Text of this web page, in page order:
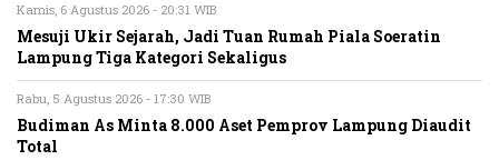
Kamis, 6 Agustus 2026 - 20:31 WIB
Mesuji Ukir Sejarah, Jadi Tuan Rumah Piala Soeratin
Lampung Tiga Kategori Sekaligus
Rabu, 5 Agustus 2026 - 17:30 WIB
Budiman As Minta 8.000 Aset Pemprov Lampung Diaudit
Total